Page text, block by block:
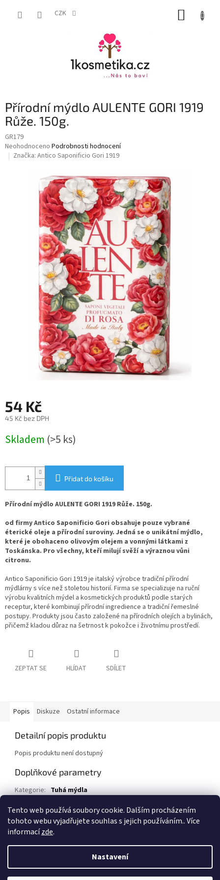
Tento web používá soubory cookie. Dalším procházením
tohoto webu vyjadřujete souhlas s jejich používáním.. Více
informacízde.
Nastavení
CZK
Přírodní mýdlo AULENTE GORI 1919
Růže. 150g.
GR179
Průměrné
hodnocení
Neohodnoceno Podrobnosti hodnocení
Značka: Antico Saponificio Gori 1919
54 Kč
45 Kč bez DPH
cena:
Skladem (>5 ks)
Přidat do košíku
Přírodní mýdlo AULENTE GORI 1919 Růže. 150g.
od firmy Antico Saponificio Gori obsahuje pouze vybrané
éterické oleje a přírodní suroviny. Jedná se o unikátní mýdlo,
které je obohaceno olivovým olejem a vonnými látkami z
Toskánska. Pro všechny, kteří milují svěží a výraznou vůni
citronu.
Antico Saponificio Gori 1919 je italský výrobce tradiční přírodní
mýdlárny s více než stoletou historií. Firma se specializuje na ruční
výrobu kvalitních mýdel a kosmetických produktů podle starých
receptur, které kombinují přírodní ingredience a tradiční řemeslné
postupy. Produkty jsou často založené na přírodních olejích a bylinách,
přičemž kladou důraz na šetrnost k pokožce i životnímu prostředí.
ZEPTAT SE HLÍDAT SDÍLET
Popis Diskuze Ostatní informace
Detailní popis produktu
Popis produktu není dostupný
Doplňkové parametry
Kategorie: Tuhá mýdla